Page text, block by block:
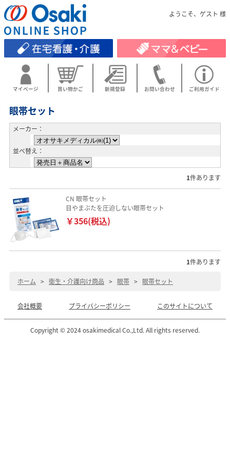
ようこそ、ゲスト 様
マイページ 買い物かご 新規登録 お問い合わせ ご利用ガイド
眼帯セット
メーカー：
並べ替え：
1件あります
CN 眼帯セット
目やまぶたを圧迫しない眼帯セット
￥356(税込)
1件あります
ホーム > 衛生・介護向け商品 > 眼帯 > 眼帯セット
会社概要 プライバシーポリシー このサイトについて
Copyright © 2024 osakimedical Co.,Ltd. All rights reserved.